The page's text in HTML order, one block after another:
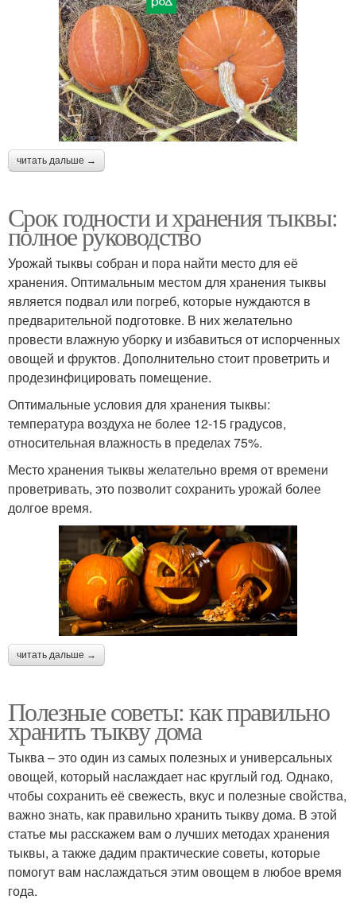
читать дальше →
Срок годности и хранения тыквы:
полное руководство
Урожай тыквы собран и пора найти место для её
хранения. Оптимальным местом для хранения тыквы
является подвал или погреб, которые нуждаются в
предварительной подготовке. В них желательно
провести влажную уборку и избавиться от испорченных
овощей и фруктов. Дополнительно стоит проветрить и
продезинфицировать помещение.
Оптимальные условия для хранения тыквы:
температура воздуха не более 12-15 градусов,
относительная влажность в пределах 75%.
Место хранения тыквы желательно время от времени
проветривать, это позволит сохранить урожай более
долгое время.
читать дальше →
Полезные советы: как правильно
хранить тыкву дома
Тыква – это один из самых полезных и универсальных
овощей, который наслаждает нас круглый год. Однако,
чтобы сохранить её свежесть, вкус и полезные свойства,
важно знать, как правильно хранить тыкву дома. В этой
статье мы расскажем вам о лучших методах хранения
тыквы, а также дадим практические советы, которые
помогут вам наслаждаться этим овощем в любое время
года.